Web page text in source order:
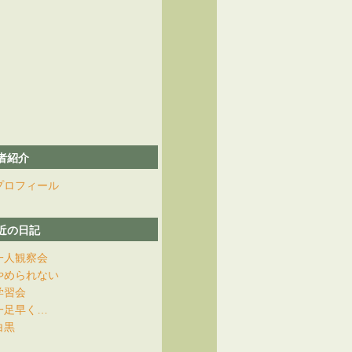
紹介
ロフィール
の日記
人観察会
められない
習会
足早く…
黒